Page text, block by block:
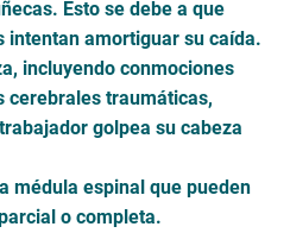
Esto se debe a que
intentan amortiguar su caída.
incluyendo conmociones
cerebrales traumáticas,
golpea su cabeza
médula espinal que pueden
o completa.